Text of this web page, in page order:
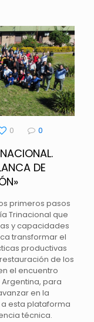
0 0
DE
primeros pasos
Trinacional que
y capacidades
transformar el
productivas
de los
el encuentro
Argentina, para
en la
esta plataforma
técnica.